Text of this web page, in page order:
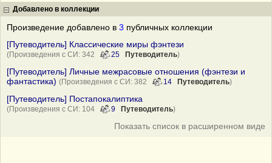
Добавлено в коллекции
Произведение добавлено в 3 публичных коллекции
[Путеводитель] Классические миры фэнтези
(Произведения с СИ: 342 25 Путеводитель)
[Путеводитель] Личные межрасовые отношения (фэнтези и
фантастика) (Произведения с СИ: 382 14 Путеводитель)
[Путеводитель] Постапокалиптика
(Произведения с СИ: 104 9 Путеводитель)
Показать список в расширенном виде